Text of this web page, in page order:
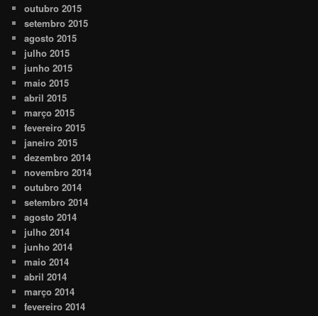
outubro 2015
setembro 2015
agosto 2015
julho 2015
junho 2015
maio 2015
abril 2015
março 2015
fevereiro 2015
janeiro 2015
dezembro 2014
novembro 2014
outubro 2014
setembro 2014
agosto 2014
julho 2014
junho 2014
maio 2014
abril 2014
março 2014
fevereiro 2014